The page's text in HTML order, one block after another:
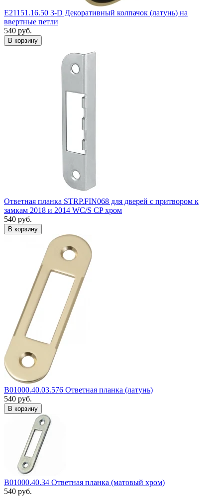
E21151.16.50 3-D Декоративный колпачок (латунь) на
ввертные петли
540 руб.
Ответная планка STRP.FIN068 для дверей с притвором к
замкам 2018 и 2014 WC/S CP хром
540 руб.
B01000.40.03.576 Ответная планка (латунь)
540 руб.
B01000.40.34 Ответная планка (матовый хром)
540 руб.